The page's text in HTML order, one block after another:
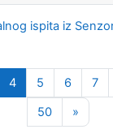
ispita iz
3
4Page 4
5Page 5
6Page 6
7
50Page 50
»